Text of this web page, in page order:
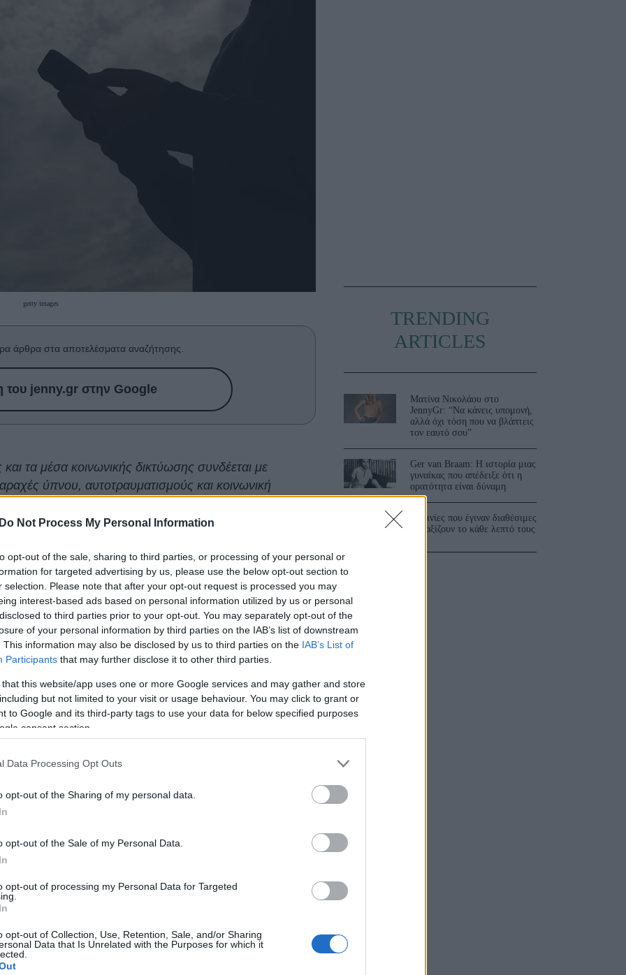
Do Not Process My Personal Information
opt-out of the sale, sharing to third parties, or processing of your personal or
for targeted advertising by us, please use the below opt-out section to
selection. Please note that after your opt-out request is processed you may
interest-based ads based on personal information utilized by us or personal
to third parties prior to your opt-out. You may separately opt-out of the
of your personal information by third parties on the IAB’s list of downstream
This information may also be disclosed by us to third parties on the IAB’s List of
Participants that may further disclose it to other third parties.
that this website/app uses one or more Google services and may gather and store
but not limited to your visit or usage behaviour. You may click to grant or
to Google and its third-party tags to use your data for below specified purposes
consent section.
Data Processing Opt Outs
opt-out of the Sharing of my personal data.
opt-out of the Sale of my Personal Data.
opt-out of processing my Personal Data for Targeted
opt-out of Collection, Use, Retention, Sale, and/or Sharing
Data that Is Unrelated with the Purposes for which it
getty images
άρθρα στα αποτελέσματα αναζήτησης.
του jenny.gr στην Google
τα μέσα κοινωνικής δικτύωσης συνδέεται με
ύπνου, αυτοτραυματισμούς και κοινωνική
και σοβαρότερες συνέπειες των social media στην
γιατροί και επιστημονικοί φορείς, προειδοποιώντας
μπορεί να αποδειχθεί εξίσου επιβλαβής με το
κυβέρνηση, το Academy of Medical Royal
οι επιπτώσεις της ανεξέλεγκτης χρήσης κοινωνικών
παιδιά και τους εφήβους αποτελούν πλέον μείζον
Χάθαγουεϊ μιλά πρώτη φορά για το πρόβλημα
της - «Για 10 χρόνια, ήμουν σχεδόν τυφλή
το ένα μάτι»»
TRENDING
ARTICLES
Ματίνα Νικολάου στο
JennyGr: “Να κάνεις υπομονή,
αλλά όχι τόση που να βλάπτεις
τον εαυτό σου”
Ger van Braam: Η ιστορία μιας
γυναίκας που απέδειξε ότι η
ορατότητα είναι δύναμη
3 ταινίες που έγιναν διαθέσιμες
και αξίζουν το κάθε λεπτό τους